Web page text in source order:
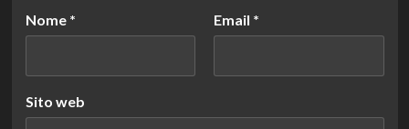
Nome * Email *
Sito web